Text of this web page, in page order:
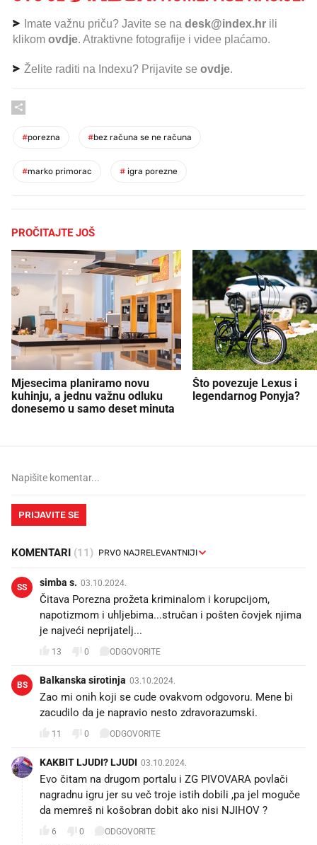
Imate važnu priču? Javite se na desk@index.hr ili
klikom ovdje. Atraktivne fotografije i videe plaćamo.
Želite raditi na Indexu? Prijavite se ovdje.
#porezna #bez računa se ne računa
#marko primorac # igra porezne
PROČITAJTE JOŠ
Mjesecima planiramo novu
kuhinju, a jednu važnu odluku
donesemo u samo deset minuta
Što povezuje Lexus i
legendarnog Ponyja?
PRIJAVITE SE
KOMENTARI (11)
SS simba s. 03.10.2024.
Čitava Porezna prožeta kriminalom i korupcijom,
napotizmom i uhljebima...stručan i pošten čovjek njima
je najveći neprijatelj...
13 0 ODGOVORITE
BS Balkanska sirotinja 03.10.2024.
Zao mi onih koji se cude ovakvom odgovoru. Mene bi
zacudilo da je napravio nesto zdravorazumski.
11 0 ODGOVORITE
KAKBIT LJUDI? LJUDI 03.10.2024.
Evo čitam na drugom portalu i ZG PIVOVARA povlači
nagradnu igru jer su več troje istih dobili ,pa jel moguče
da memreš ni košobran dobit ako nisi NJIHOV ?
6 0
ODGOVORITE